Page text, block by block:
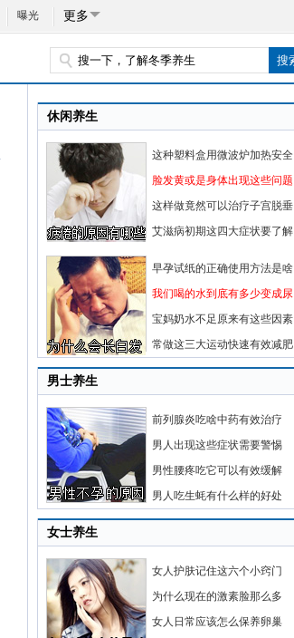
曝光 更多
休闲养生
这种塑料盒用微波炉加热安全
脸发黄或是身体出现这些问题
这样做竟然可以治疗子宫脱垂
艾滋病初期这四大症状要了解
早孕试纸的正确使用方法是啥
我们喝的水到底有多少变成尿
宝妈奶水不足原来有这些因素
常做这三大运动快速有效减肥
男士养生
前列腺炎吃啥中药有效治疗
男人出现这些症状需要警惕
男性腰疼吃它可以有效缓解
男人吃生蚝有什么样的好处
女士养生
女人护肤记住这六个小窍门
为什么现在的激素脸那么多
女人日常应该怎么保养卵巢